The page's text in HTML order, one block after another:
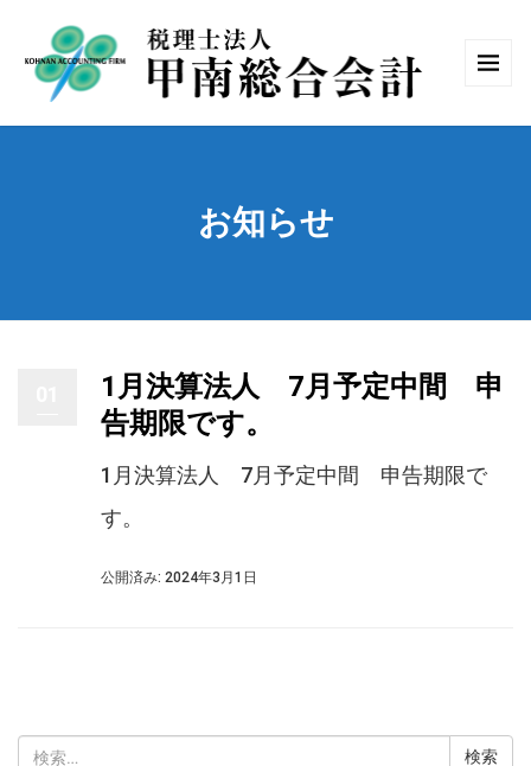
お知らせ
1月決算法人 7月予定中間 申
告期限です。
1月決算法人 7月予定中間 申告期限で
す。
公開済み: 2024年3月1日
検